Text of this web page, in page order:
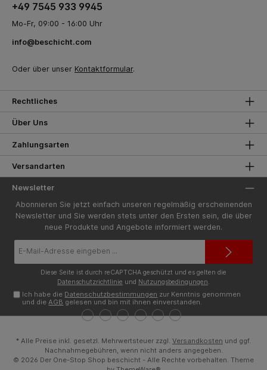
+49 7545 933 9945
Mo-Fr, 09:00 - 16:00 Uhr
info@beschicht.com
Oder über unser Kontaktformular.
Rechtliches
Über Uns
Zahlungsarten
Versandarten
Newsletter
Abonnieren Sie jetzt einfach unseren regelmäßig erscheinenden
Newsletter und Sie werden stets unter den Ersten sein, die über
neue Produkte und Angebote informiert werden.
Mail-
Diese Seite ist durch reCAPTCHA geschützt und es gelten die
Datenschutzrichtlinie und Nutzungsbedingungen.
Ich habe die Datenschutzbestimmungen zur Kenntnis genommen
und dieAGB gelesen und bin mit ihnen einverstanden.
* Alle Preise inkl. gesetzl. Mehrwertsteuer zzgl. Versandkosten und ggf.
Nachnahmegebühren, wenn nicht anders angegeben.
© 2026 Der One-Stop Shop beschicht - Alle Rechte vorbehalten. Theme